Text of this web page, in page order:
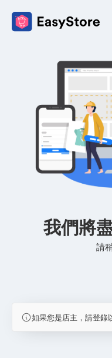
我們將
請
如果您是店主，請登錄